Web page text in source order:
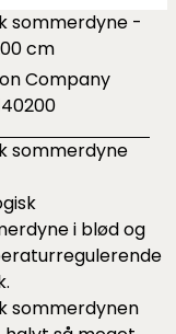
sommerdyne -
cm
Company
sommerdyne
i blød og
sommerdynen